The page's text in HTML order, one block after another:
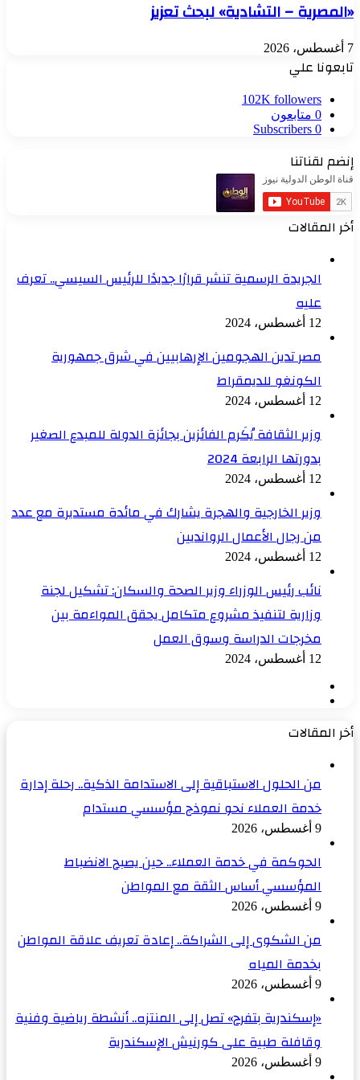
«المصرية – التشادية» لبحث تعزيز
7 أغسطس، 2026
تابعونا علي
102K followers
0 متابعون
0
Subscribers
إنضم لقناتنا
أخر المقالات
الجريدة الرسمية تنشر قرارًا جديدًا للرئيس السيسي.. تعرف
عليه
12 أغسطس، 2024
مصر تدين الهجومين الإرهابيين في شرق جمهورية
الكونغو للديمقراط
12 أغسطس، 2024
وزير الثقافة يُكَرم الفائزين بجائزة الدولة للمبدع الصغير
بدورتها الرابعة 2024
12 أغسطس، 2024
وزير الخارجية والهجرة يشارك في مائدة مستديرة مع عدد
من رجال الأعمال الروانديين
12 أغسطس، 2024
نائب رئيس الوزراء وزير الصحة والسكان: تشكيل لجنة
وزارية لتنفيذ مشروع متكامل يحقق المواءمة بين
مخرجات الدراسة وسوق العمل
12 أغسطس، 2024
أخر المقالات
من الحلول الاستباقية إلى الاستدامة الذكية.. رحلة إدارة
خدمة العملاء نحو نموذج مؤسسي مستدام
9 أغسطس، 2026
الحوكمة في خدمة العملاء.. حين يصبح الانضباط
المؤسسي أساس الثقة مع المواطن
9 أغسطس، 2026
من الشكوى إلى الشراكة.. إعادة تعريف علاقة المواطن
بخدمة المياه
9 أغسطس، 2026
«إسكندرية بتفرح» تصل إلى المنتزه.. أنشطة رياضية وفنية
وقافلة طبية على كورنيش الإسكندرية
9 أغسطس، 2026